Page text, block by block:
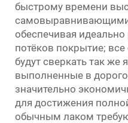
быстрому времени
обеспечивая
потёков покрытие;
будут сверкать так же
выполненные в
значительно
для достижения
обычным лаком